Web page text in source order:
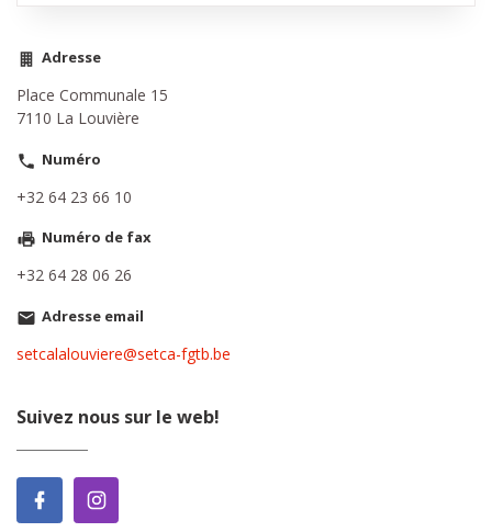
Adresse
Place Communale 15
7110 La Louvière
Numéro
+32 64 23 66 10
Numéro de fax
+32 64 28 06 26
Adresse email
setcalalouviere@setca-fgtb.be
Suivez nous sur le web!